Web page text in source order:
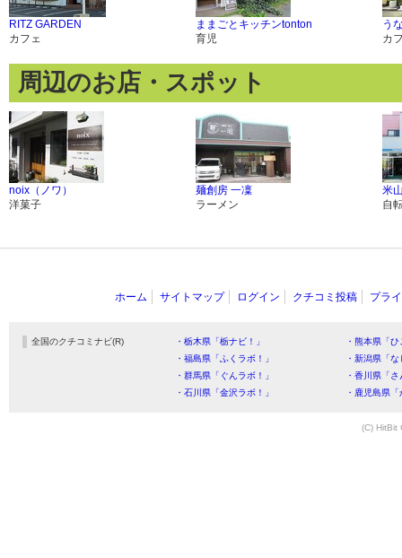
RITZ GARDEN
カフェ
ままごとキッチンtonton
育児
う
カ
周辺のお店・スポット
noix（ノワ）
洋菓子
麺創房 一凜
ラーメン
米
自
ホーム サイトマップ ログイン クチコミ投稿 プラ
全国のクチコミナビ(R) ・栃木県「栃ナビ！」
・熊本県「
・福島県「ふくラボ！」
・新潟県「
・群馬県「ぐんラボ！」
・香川県「
・石川県「金沢ラボ！」
・鹿児島県
(C) HitBit